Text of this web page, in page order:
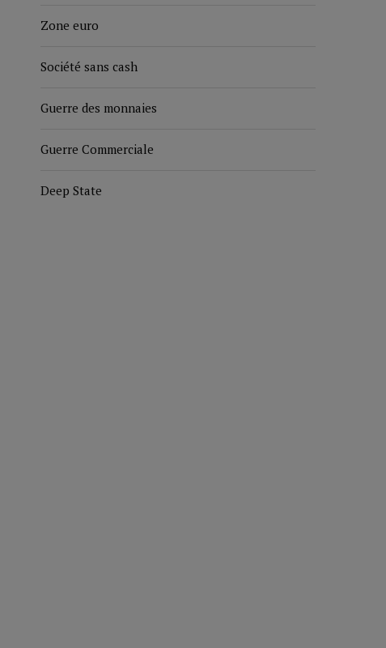
Zone euro
Société sans cash
Guerre des monnaies
Guerre Commerciale
Deep State